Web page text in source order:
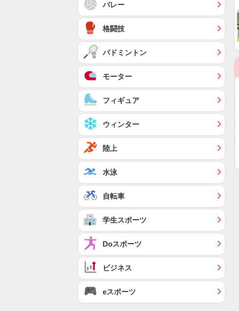
バレー
格闘技
バドミントン
モーター
フィギュア
ウィンター
陸上
水泳
自転車
学生スポーツ
Doスポーツ
ビジネス
eスポーツ